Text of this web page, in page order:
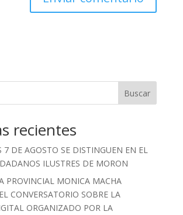
Buscar
recientes
7 DE AGOSTO SE DISTINGUEN EN EL
ILUSTRES DE MORON
PROVINCIAL MONICA MACHA
CONVERSATORIO SOBRE LA
ORGANIZADO POR LA